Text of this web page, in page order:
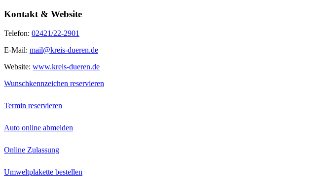
Kontakt & Website
Telefon: 02421/22-2901
E-Mail: mail@kreis-dueren.de
Website: www.kreis-dueren.de
Wunschkennzeichen reservieren
Termin reservieren
Auto online abmelden
Online Zulassung
Umweltplakette bestellen